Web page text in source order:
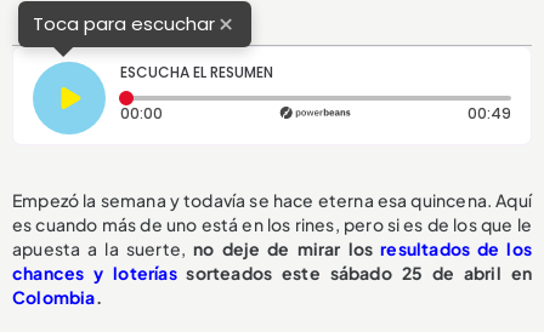
Toca para escuchar×
ESCUCHA EL RESUMEN
00:00 Tiempo transcurrido: 0 segundos 00:49
Empezó la semana y todavía se hace eterna esa quincena. Aquí
es cuando más de uno está en los rines, pero si es de los que le
apuesta a la suerte,no deje de mirar losresultados de los
chances y loteríassorteados este sábado 25 de abril en
Colombia.